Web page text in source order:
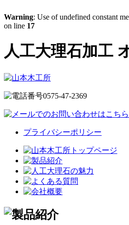
Warning: Use of undefined constant
on line 17
人工大理石加工
プライバシーポリシー